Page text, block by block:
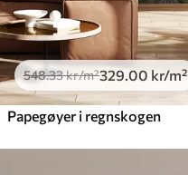
548.33kr/m²329 .00 kr/m²
Papegøyer i regnskogen